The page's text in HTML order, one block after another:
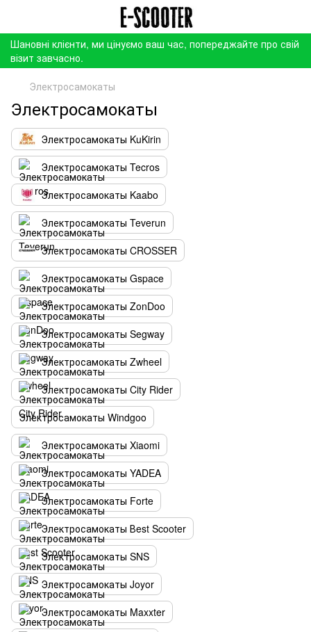
Шановні клієнти, ми цінуємо ваш час, попереджайте про свій
візит завчасно.
Электросамокаты
Электросамокаты
Электросамокаты KuKirin
Электросамокаты Tecros
Электросамокаты Kaabo
Электросамокаты Teverun
Электросамокаты CROSSER
Электросамокаты Gspace
Электросамокаты ZonDoo
Электросамокаты Segway
Электросамокаты Zwheel
Электросамокаты City Rider
Электросамокаты Windgoo
Электросамокаты Xiaomi
Электросамокаты YADEA
Электросамокаты Forte
Электросамокаты Вest Scooter
Электросамокаты SNS
Электросамокаты Joyor
Электросамокаты Maxxter